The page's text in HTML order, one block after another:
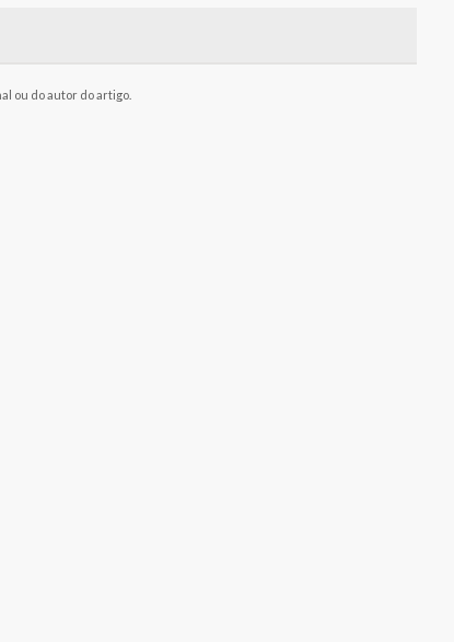
ou do autor do artigo.